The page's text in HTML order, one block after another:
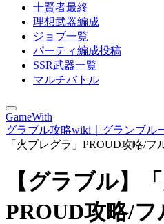
十賢者最終
理想武器編成
ジョブ一覧
パーティ編成投稿
SSR武器一覧
マルチバトル
GameWith
グラブル攻略wiki｜グランブル
「火ブレグラ」PROUD攻略/フ
【グラブル】
PROUD攻略/